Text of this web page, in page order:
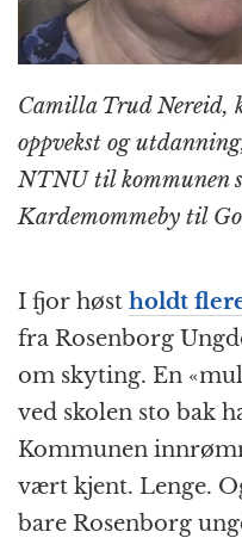
Camilla Trud Nereid,
oppvekst og
NTNU til kommunen
Kardemommeby til
I fjor høst holdt
fra Rosenborg
om skyting. En
ved skolen sto bak
Kommunen
vært kjent. Lenge.
bare Rosenborg